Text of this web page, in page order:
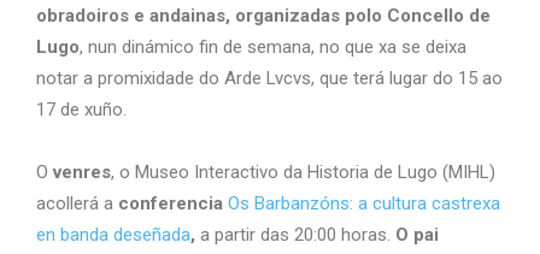
obradoiros e andainas, organizadas polo Concello de
Lugo, nun dinámico fin de semana, no que xa se deixa
notar a promixidade do Arde Lvcvs, que terá lugar do 15 ao
17 de xuño.
Ovenres, o Museo Interactivo da Historia de Lugo (MIHL)
acollerá a conferencia Os Barbanzóns: a cultura castrexa
en banda deseñada, a partir das 20:00 horas. O pai